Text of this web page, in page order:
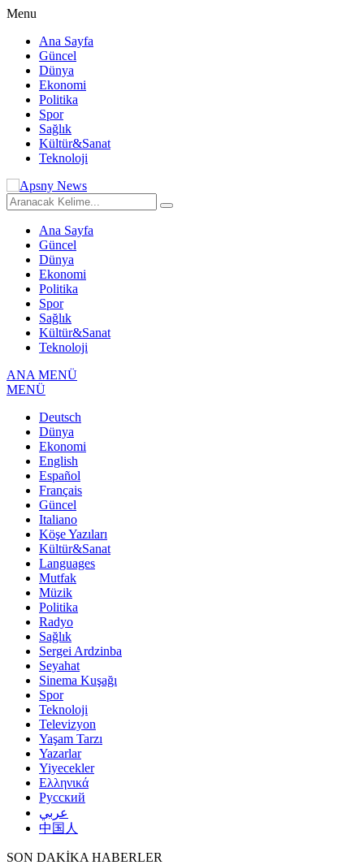
Menu
Ana Sayfa
Güncel
Dünya
Ekonomi
Politika
Spor
Sağlık
Kültür&Sanat
Teknoloji
Ana Sayfa
Güncel
Dünya
Ekonomi
Politika
Spor
Sağlık
Kültür&Sanat
Teknoloji
ANA MENÜ
MENÜ
Deutsch
Dünya
Ekonomi
English
Español
Français
Güncel
Italiano
Köşe Yazıları
Kültür&Sanat
Languages
Mutfak
Müzik
Politika
Radyo
Sağlık
Sergei Ardzinba
Seyahat
Sinema Kuşağı
Spor
Teknoloji
Televizyon
Yaşam Tarzı
Yazarlar
Yiyecekler
Ελληνικά
Русский
عربي
中国人
SON DAKİKA HABERLER